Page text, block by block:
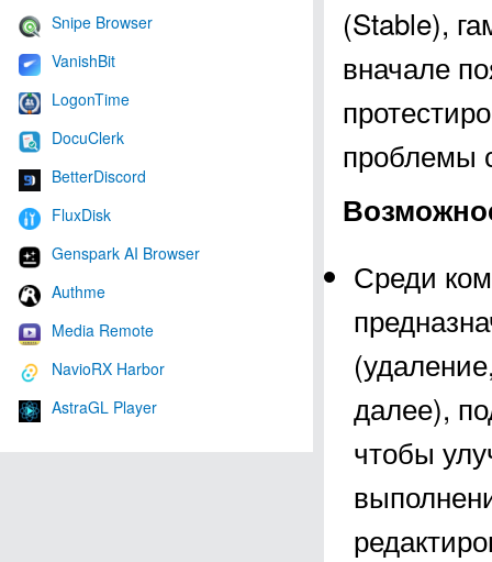
Snipe Browser
VanishBit
LogonTime
DocuClerk
BetterDiscord
FluxDisk
Genspark AI Browser
Authme
Media Remote
NavioRX Harbor
AstraGL Player
(Stable),
вначале
проблемы
Среди
далее),
чтобы